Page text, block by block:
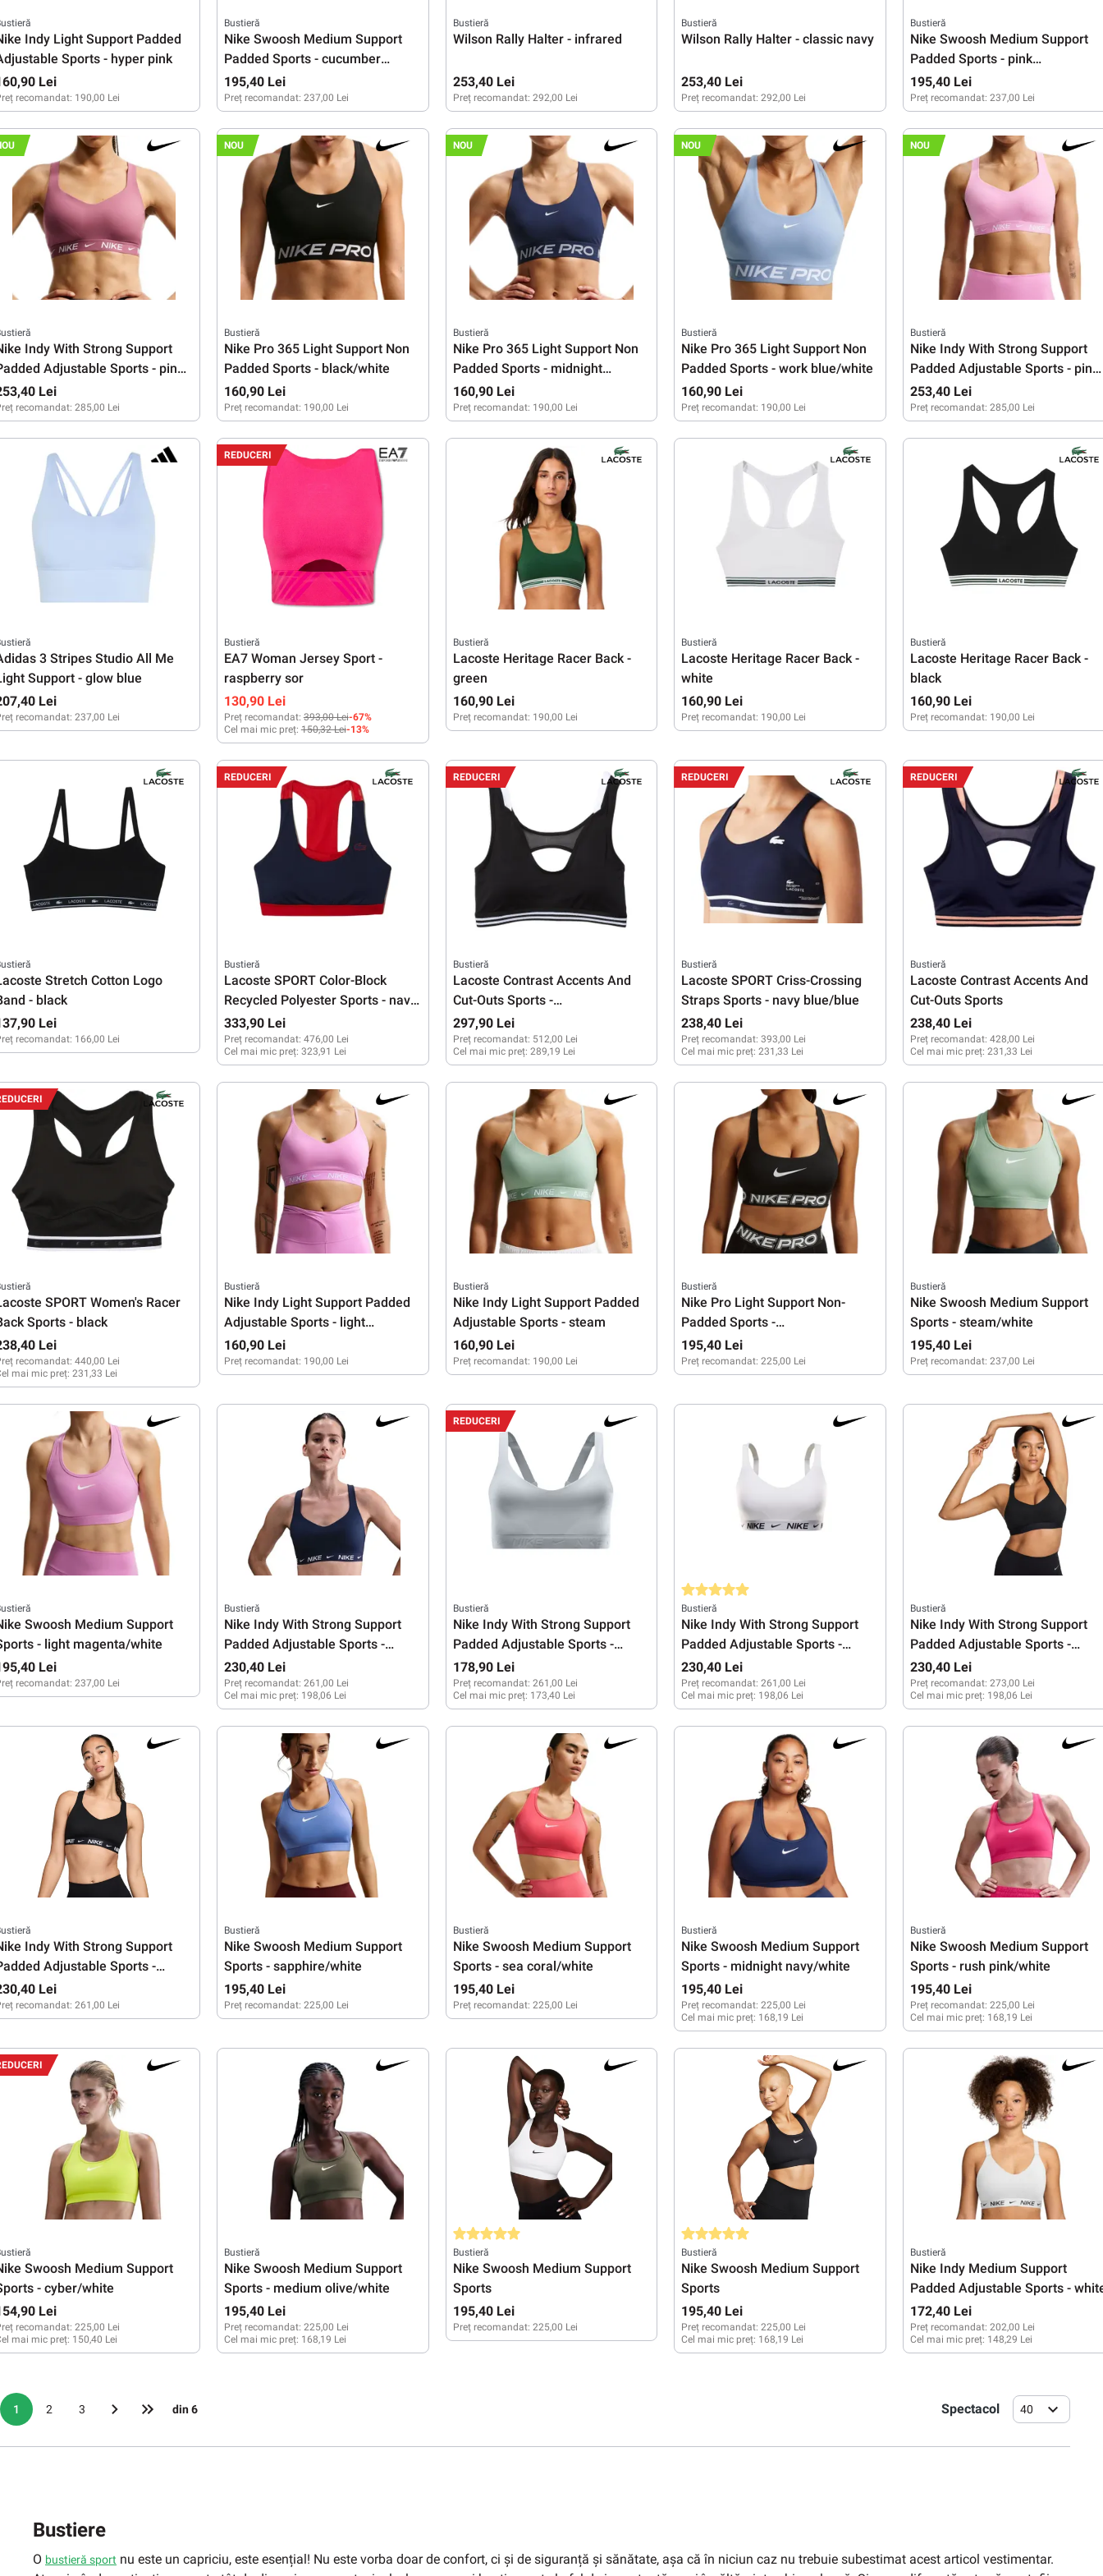
Indy Light Support Padded
Sports - hyper pink
Lei
recomandat: 190,00 Lei
L XL
Bustieră
Nike Swoosh Medium Support
Padded Sports - cucumber
calm/white
195,40 Lei
Preț recomandat: 237,00 Lei
XS S
Bustieră
Wilson Rally Halter - infrared
253,40 Lei
Preț recomandat: 292,00 Lei
XS L
Bustieră
Wilson Rally Halter - classic navy
253,40 Lei
Preț recomandat: 292,00 Lei
L XL
Bustieră
Nike Swoosh Medium Support
Padded Sports - pink
smoke/white
195,40 Lei
Preț recomandat: 237,00 Lei
S
Indy With Strong Support
Adjustable Sports - pink
Lei
recomandat: 285,00 Lei
NOU
Bustieră
Nike Pro 365 Light Support Non
Padded Sports - black/white
160,90 Lei
Preț recomandat: 190,00 Lei
XS S
NOU
Bustieră
Nike Pro 365 Light Support Non
Padded Sports - midnight
navy/white
160,90 Lei
Preț recomandat: 190,00 Lei
NOU
Bustieră
Nike Pro 365 Light Support Non
Padded Sports - work blue/white
160,90 Lei
Preț recomandat: 190,00 Lei
NOU
Bustieră
Nike Indy With Strong Support
Padded Adjustable Sports - pink
rise
253,40 Lei
Preț recomandat: 285,00 Lei
3 Stripes Studio All Me
Support - glow blue
Lei
recomandat: 237,00 Lei
XS S
REDUCERI
Bustieră
EA7 Woman Jersey Sport -
raspberry sor
130,90 Lei
Preț recomandat: 393,00 Lei-67%
Cel mai mic preț:150,32 Lei-13%
XS
Bustieră
Lacoste Heritage Racer Back -
green
160,90 Lei
Preț recomandat: 190,00 Lei
L
Bustieră
Lacoste Heritage Racer Back -
white
160,90 Lei
Preț recomandat: 190,00 Lei
XXS XS S M L
Bustieră
Lacoste Heritage Racer Back -
black
160,90 Lei
Preț recomandat: 190,00 Lei
XS S M L XL
Stretch Cotton Logo
- black
Lei
recomandat: 166,00 Lei
S M L
REDUCERI
Bustieră
Lacoste SPORT Color-Block
Recycled Polyester Sports - navy
blue/red/green
333,90 Lei
Preț recomandat: 476,00 Lei
Cel mai mic preț: 323,91 Lei
REDUCERI
Bustieră
Lacoste Contrast Accents And
Cut-Outs Sports -
black/white/black
297,90 Lei
Preț recomandat: 512,00 Lei
Cel mai mic preț: 289,19 Lei
REDUCERI
Bustieră
Lacoste SPORT Criss-Crossing
Straps Sports - navy blue/blue
238,40 Lei
Preț recomandat: 393,00 Lei
Cel mai mic preț:231,33 Lei
REDUCERI
Bustieră
Lacoste Contrast Accents And
Cut-Outs Sports
238,40 Lei
Preț recomandat: 428,00 Lei
Cel mai mic preț:231,33 Lei
SPORT Women's Racer
Sports - black
Lei
recomandat: 440,00 Lei
mai mic preț: 231,33 Lei
Bustieră
Nike Indy Light Support Padded
Adjustable Sports - light
magenta/white
160,90 Lei
Preț recomandat: 190,00 Lei
M L XL
Bustieră
Nike Indy Light Support Padded
Adjustable Sports - steam
160,90 Lei
Preț recomandat: 190,00 Lei
XS L
Bustieră
Nike Pro Light Support Non-
Padded Sports -
black/white/metallic silver
195,40 Lei
Preț recomandat: 225,00 Lei
XXS XS S M L XL
Bustieră
Nike Swoosh Medium Support
Sports - steam/white
195,40 Lei
Preț recomandat: 237,00 Lei
XS M L
Swoosh Medium Support
- light magenta/white
Lei
recomandat: 237,00 Lei
XS S M L XL
Bustieră
Nike Indy With Strong Support
Padded Adjustable Sports -
midnight navy/white
230,40 Lei
Preț recomandat: 261,00 Lei
Cel mai mic preț: 198,06 Lei
M L XL
REDUCERI
Bustieră
Nike Indy With Strong Support
Padded Adjustable Sports -
white/stone mauve/white
178,90 Lei
Preț recomandat: 261,00 Lei
Cel mai mic preț: 173,40 Lei
Evaluarea medie de 5 din 5 stele
Bustieră
Nike Indy With Strong Support
Padded Adjustable Sports -
white/stone mauve/black
230,40 Lei
Preț recomandat: 261,00 Lei
Cel mai mic preț: 198,06 Lei
Bustieră
Nike Indy With Strong Support
Padded Adjustable Sports -
black/black/black
230,40 Lei
Preț recomandat: 273,00 Lei
Cel mai mic preț: 198,06 Lei
Indy With Strong Support
Adjustable Sports -
black/white
Lei
recomandat: 261,00 Lei
XS S M L
Bustieră
Nike Swoosh Medium Support
Sports - sapphire/white
195,40 Lei
Preț recomandat: 225,00 Lei
XS S
Bustieră
Nike Swoosh Medium Support
Sports - sea coral/white
195,40 Lei
Preț recomandat: 225,00 Lei
XS S M
Bustieră
Nike Swoosh Medium Support
Sports - midnight navy/white
195,40 Lei
Preț recomandat: 225,00 Lei
Cel mai mic preț: 168,19 Lei
L XL
Bustieră
Nike Swoosh Medium Support
Sports - rush pink/white
195,40 Lei
Preț recomandat: 225,00 Lei
Cel mai mic preț: 168,19 Lei
Swoosh Medium Support
- cyber/white
Lei
recomandat: 225,00 Lei
mai mic preț: 150,40 Lei
Bustieră
Nike Swoosh Medium Support
Sports - medium olive/white
195,40 Lei
Preț recomandat: 225,00 Lei
Cel mai mic preț: 168,19 Lei
Evaluarea medie de 5 din 5 stele
Bustieră
Nike Swoosh Medium Support
Sports
195,40 Lei
Preț recomandat: 225,00 Lei
Evaluarea medie de 5 din 5 stele
Bustieră
Nike Swoosh Medium Support
Sports
195,40 Lei
Preț recomandat: 225,00 Lei
Cel mai mic preț: 168,19 Lei
Bustieră
Nike Indy Medium Support
Padded Adjustable Sports -
172,40 Lei
Preț recomandat: 202,00 Lei
Cel mai mic preț: 148,29 Lei
1 2 3 din 6 Spectacol 40
Bustiere
O bustieră sport nu este un capriciu, este esențial! Nu este vorba doar de confort, ci și de siguranță și sănătate, așa că în niciun caz nu trebuie subestimat acest articol vestimentar.